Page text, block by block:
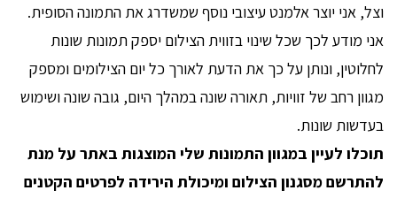
וצל, אני יוצר אלמנט עיצובי נוסף שמשדרג את התמונה הסופית.
אני מודע לכך שכל שינוי בזווית הצילום יספק תמונות שונות
לחלוטין, ונותן על כך את הדעת לאורך כל יום הצילומים ומספק
מגוון רחב של זוויות, תאורה שונה במהלך היום, גובה שונה ושימוש
בעדשות שונות.
תוכלו לעיין במגוון התמונות שלי המוצגות באתר על מנת
להתרשם מסגנון הצילום ומיכולת הירידה לפרטים הקטנים